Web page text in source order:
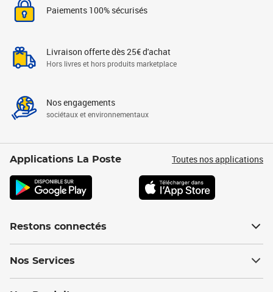
Paiements 100% sécurisés
Livraison offerte dès 25€ d'achat
Hors livres et hors produits marketplace
Nos engagements
sociétaux et environnementaux
Applications La Poste Toutes nos applications
Restons connectés
Nos Services